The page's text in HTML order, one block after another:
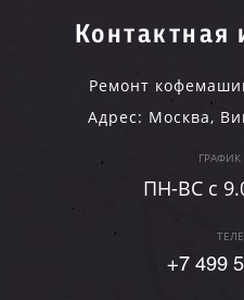
Ремонт
Адрес: Москва,
ПН-ВC c
+7 499